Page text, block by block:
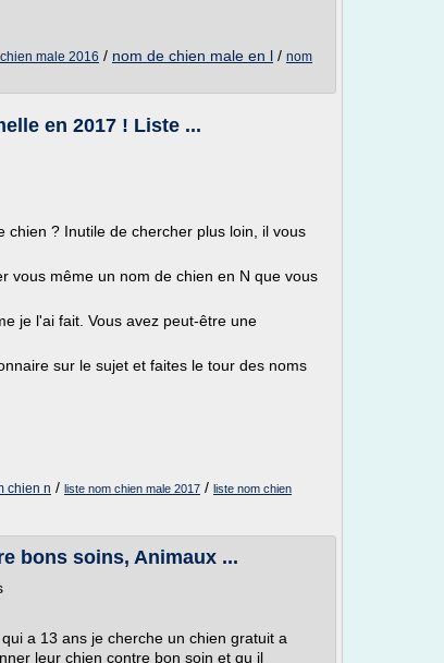
male 2016 / nom de chien male en l / nom
en 2017 ! Liste ...
? Inutile de chercher plus loin, il vous
vous même un nom de chien en N que vous
je l'ai fait. Vous avez peut-être une
sur le sujet et faites le tour des noms
chien n / liste nom chien male 2017 / liste nom chien
bons soins, Animaux ...
a 13 ans je cherche un chien gratuit a
leur chien contre bon soin et qu il